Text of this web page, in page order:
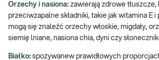
Orzechy i nasiona: zawierają zdrowe tłuszcze,
przeciwzapalne składniki, takie jak witamina E
mogą się znaleźć orzechy włoskie, migdały,
siemię lniane, nasiona chia, dyni czy
Białko: spożywanew prawidłowych